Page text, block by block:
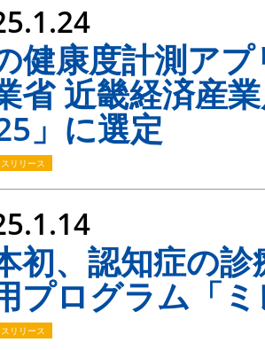
健康度計測ア
省 近畿経済産
」に選定
リリース
初、認知症の
プログラム「
リリース